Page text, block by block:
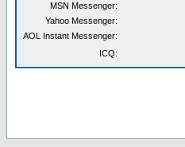
MSN Messenger:
Yahoo Messenger:
AOL Instant Messenger:
ICQ: